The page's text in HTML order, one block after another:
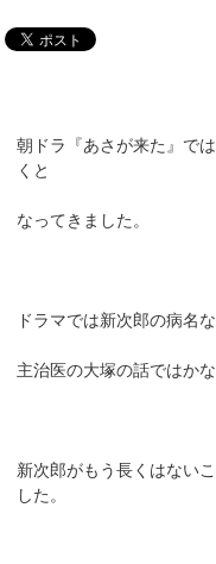
朝ドラ『あさが来た』で
くと
なってきました。
ドラマでは新次郎の病名
主治医の大塚の話ではか
新次郎がもう長くはない
した。